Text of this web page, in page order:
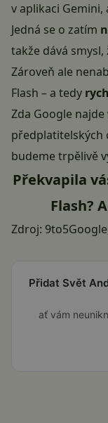
v aplikaci Gemini,
Jedná se o zatím
takže dává
Zároveň ale
Flash – a tedy
Zda Google
předplatitelských
budeme trpělivě
Překvapila
Flash?
Zdroj: 9to5Google
Přidat Svět
ať vám